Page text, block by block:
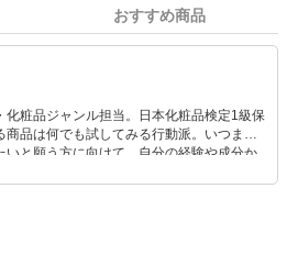
おすすめ商品
化粧品ジャンル担当。日本化粧品検定1級保
商品は何でも試してみる行動派。いつまで
いと願う方に向けて、自分の経験や成分か